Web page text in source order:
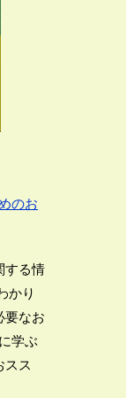
のお
する情
かり
要なお
学ぶ
スス